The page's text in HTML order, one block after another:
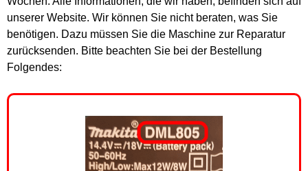
unserer Website. Wir können Sie nicht beraten, was Sie
benötigen. Dazu müssen Sie die Maschine zur Reparatur
zurücksenden. Bitte beachten Sie bei der Bestellung
Folgendes: